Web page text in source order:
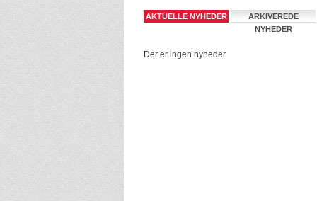
AKTUELLE NYHEDER
ARKIVEREDE
NYHEDER
Der er ingen nyheder